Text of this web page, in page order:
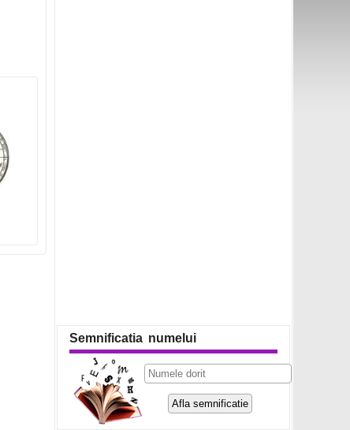
Semnificatia numelui